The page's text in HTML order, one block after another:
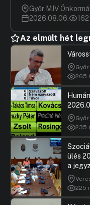
Győr MJV
2026.08.06.
Az elmúlt hét
265
235
ülés
a
225